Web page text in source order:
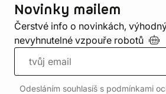
Novinky mailem
Čerstvé info o novinkách,
nevyhnutelné vzpouře robotů
Odesláním souhlasíš s podmínkami